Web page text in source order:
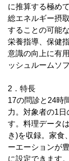
に推算する極め
総エネルギー摂
することの可能
栄養指導、保健
意識の向上に有
ッシュルームソ
2．特長
17の問診と24時
力。対象者の1日
す。料理データ
き)を収録。家食
ーエーションが
に設定できます